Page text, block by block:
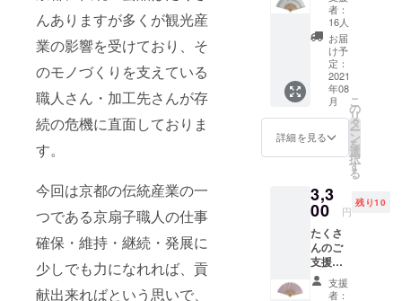
んありますが多くが観光産
業の影響を受けており、そ
のモノづくりを支えている
職人さん・加工先さんが存
続の危機に直面しておりま
す。
今回は京都の伝統産業の一
つである京扇子職人の仕事
確保・維持・継続・発展に
少しでも力になれれば、貢
献出来ればという思いで、
うござ
いま
す。設
定数売
り切れ
ました
ので急
遽職人
さんと
打ち合
わせ！
増産快
だけま
したの
で2０
本、リ
ターン
品追加
させて
いただ
者：
16人
お届
け予
定：
2021
年08
月
詳細を見る
こ
の
リ
タ
ー
ン
を
選
択
す
る
3,3
00 円
残り10
たくさ
んのご
支援あ
りがと
うござ
支援
者：